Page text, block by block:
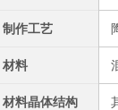
制作工艺
材料
材料晶体结构